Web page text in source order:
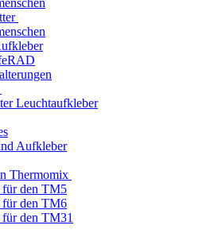
Leuchtaufkleber
Aufkleber
Thermomix
den TM5
den TM6
den TM31